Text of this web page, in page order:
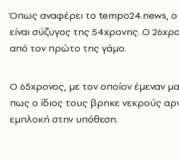
Όπως αναφέρει το tempo24.news, ο
είναι σύζυγος της 54χρονης. Ο
από τον πρώτο της γάμο.
Ο 65χρονος, με τον οποίον έμεναν
πως ο ίδιος τους βρηκε νεκρούς
εμπλοκή στην υπόθεση.